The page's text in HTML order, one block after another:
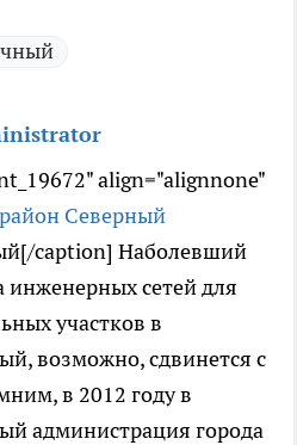
align="alignnone"
caption] Наболевший
инженерных сетей для
участков в
возможно, сдвинется с
в 2012 году в
администрация города